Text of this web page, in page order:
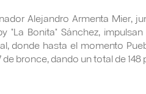
Alejandro Armenta Mier,
"La Bonita" Sánchez,
donde hasta el momento
bronce, dando un total de 148